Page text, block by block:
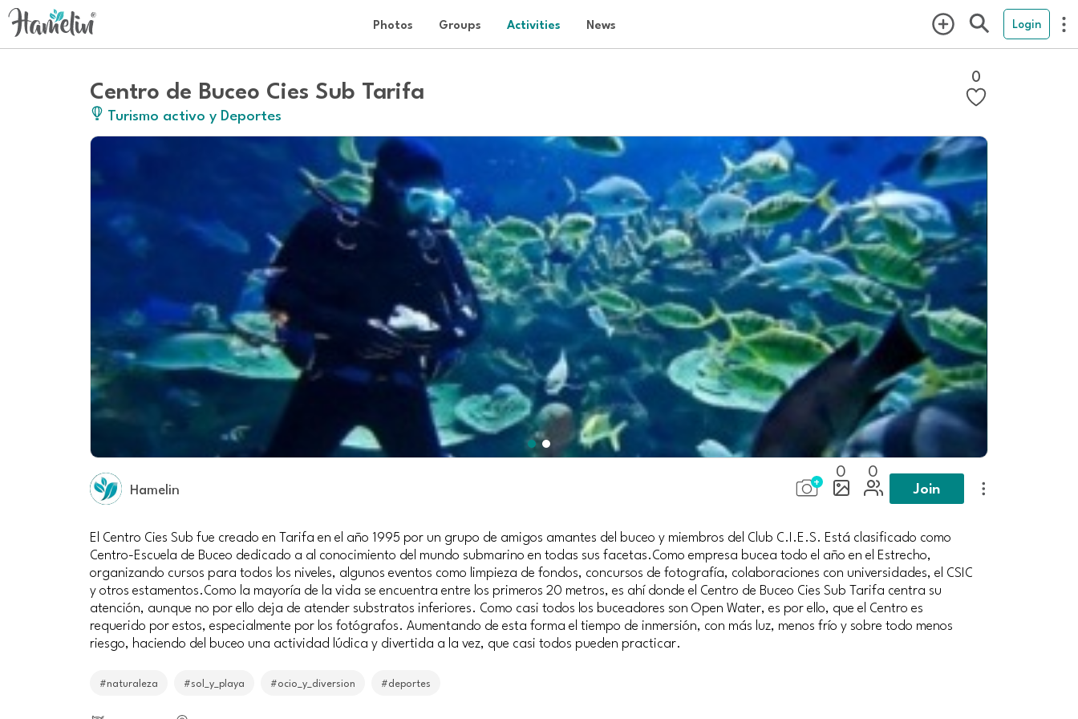
Photos Groups Activities News Login
Centro de Buceo Cies Sub Tarifa
Turismo activo y Deportes
0
Hamelin
0 0
Join
El Centro Cies Sub fue creado en Tarifa en el año 1995 por un grupo de amigos amantes del buceo y miembros del Club C.I.E.S. Está clasificado como
Centro-Escuela de Buceo dedicado a al conocimiento del mundo submarino en todas sus facetas.Como empresa bucea todo el año en el Estrecho,
organizando cursos para todos los niveles, algunos eventos como limpieza de fondos, concursos de fotografía, colaboraciones con universidades, el CSIC
y otros estamentos.Como la mayoría de la vida se encuentra entre los primeros 20 metros, es ahí donde el Centro de Buceo Cies Sub Tarifa centra su
atención, aunque no por ello deja de atender substratos inferiores. Como casi todos los buceadores son Open Water, es por ello, que el Centro es
requerido por estos, especialmente por los fotógrafos. Aumentando de esta forma el tiempo de inmersión, con más luz, menos frío y sobre todo menos
riesgo, haciendo del buceo una actividad lúdica y divertida a la vez, que casi todos pueden practicar.
#naturaleza #sol_y_playa #ocio_y_diversion #deportes